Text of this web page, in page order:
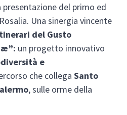
del primo ed
Una sinergia vincente
del Gusto
un progetto innovativo
e
che collega Santo
, sulle orme della